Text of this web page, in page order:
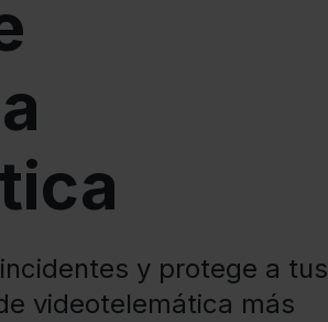
y protege a tus
videotelemática más